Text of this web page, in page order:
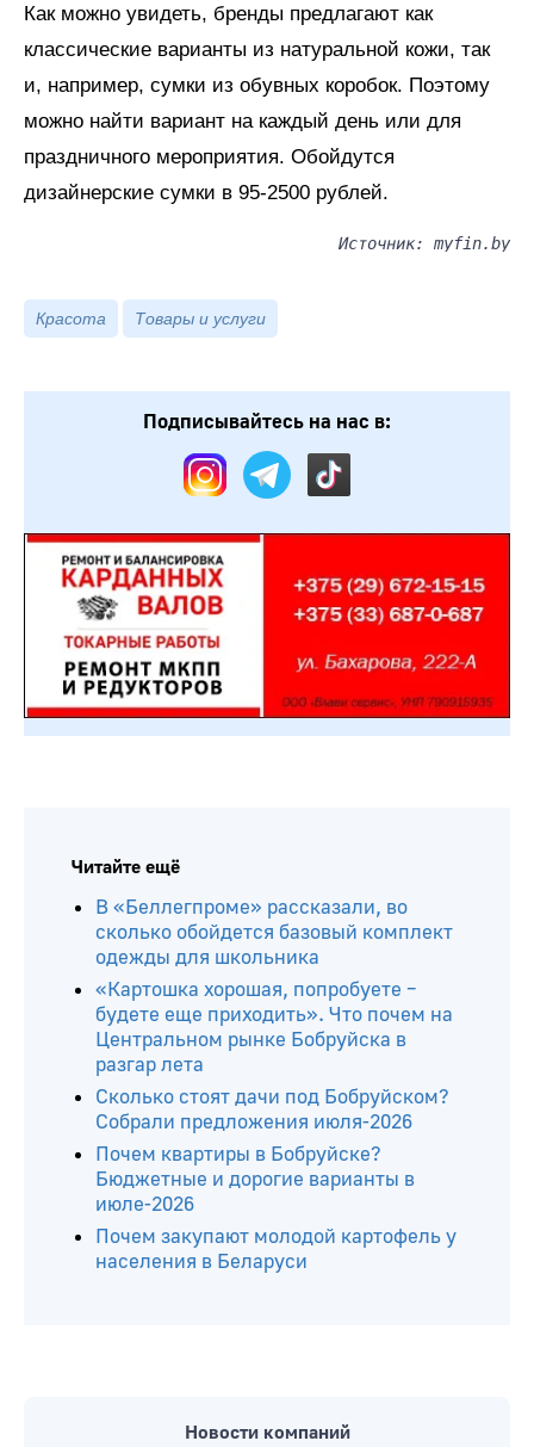
Как можно увидеть, бренды предлагают как
классические варианты из натуральной кожи, так
и, например, сумки из обувных коробок. Поэтому
можно найти вариант на каждый день или для
праздничного мероприятия. Обойдутся
дизайнерские сумки в 95-2500 рублей.
Источник: myfin.by
Красота Товары и услуги
Подписывайтесь на нас в:
Читайте ещё
В «Беллегпроме» рассказали, во
сколько обойдется базовый комплект
одежды для школьника
«Картошка хорошая, попробуете –
будете еще приходить». Что почем на
Центральном рынке Бобруйска в
разгар лета
Сколько стоят дачи под Бобруйском?
Собрали предложения июля-2026
Почем квартиры в Бобруйске?
Бюджетные и дорогие варианты в
июле-2026
Почем закупают молодой картофель у
населения в Беларуси
Новости компаний